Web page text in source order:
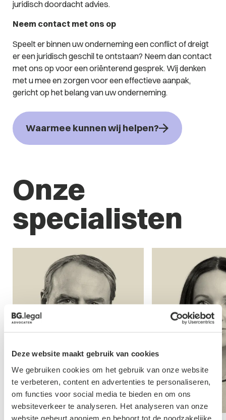
Deze website maakt gebruik van cookies
We gebruiken cookies om het gebruik van onze website
te verbeteren, content en advertenties te personaliseren,
om functies voor social media te bieden en om ons
websiteverkeer te analyseren. Het analyseren van onze
website gebeurt anoniem en behoort tot de noodzakelijke
juridisch doordacht advies.
Neem contact met ons op
Speelt er binnen uw onderneming een conflict of dreigt
er een juridisch geschil te ontstaan? Neem dan contact
met ons op voor een oriënterend gesprek. Wij denken
met u mee en zorgen voor een effectieve aanpak,
gericht op het belang van uw onderneming.
Waarmee kunnen wij helpen?
Onze
specialisten